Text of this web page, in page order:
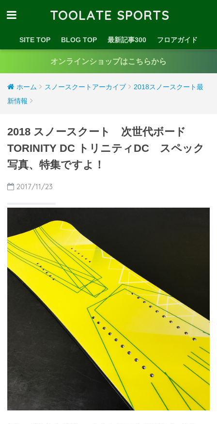
TOOLATE SPORTS
SITE TOP BLOG TOP 最新記事300 フロアガイド
オンラインショップはこちらから
ホーム スノースクートアーカイブ
2018スノースクート最
新情報
2018 スノースクート 次世代ボード
TORINITY DC トリニティDC スペック
写真、特集ですよ！
2017/11/23